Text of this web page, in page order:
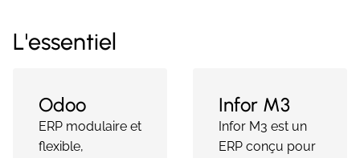
L'essentiel
Odoo
ERP modulaire et
flexible,
Infor M3
Infor M3 est un
ERP conçu pour